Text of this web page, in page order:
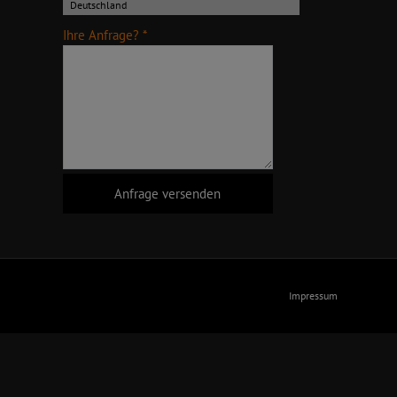
Ihre Anfrage? *
Impressum